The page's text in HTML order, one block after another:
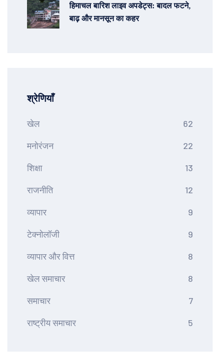
हिमाचल बारिश लाइव अपडेट्स: बादल फटने,
बाढ़ और मानसून का कहर
श्रेणियाँ
खेल 62
मनोरंजन 22
शिक्षा 13
राजनीति 12
व्यापार 9
टेक्नोलॉजी 9
व्यापार और वित्त 8
खेल समाचार 8
समाचार 7
राष्ट्रीय समाचार 5